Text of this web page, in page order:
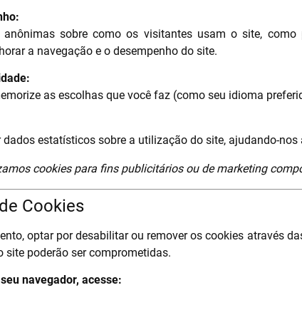
anônimas sobre como os visitantes usam o site,
a navegação e o desempenho do site.
as escolhas que você faz (como seu idioma
estatísticos sobre a utilização do site, ajudando-
cookies para fins publicitários ou de marketing
Cookies
optar por desabilitar ou remover os cookies através
poderão ser comprometidas.
navegador, acesse: